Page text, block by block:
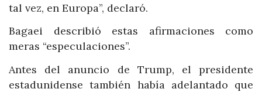
tal vez, en Europa”, declaró.
Bagaei describió estas afirmaciones como
meras “especulaciones”.
Antes del anuncio de Trump, el presidente
estadunidense también había adelantado que